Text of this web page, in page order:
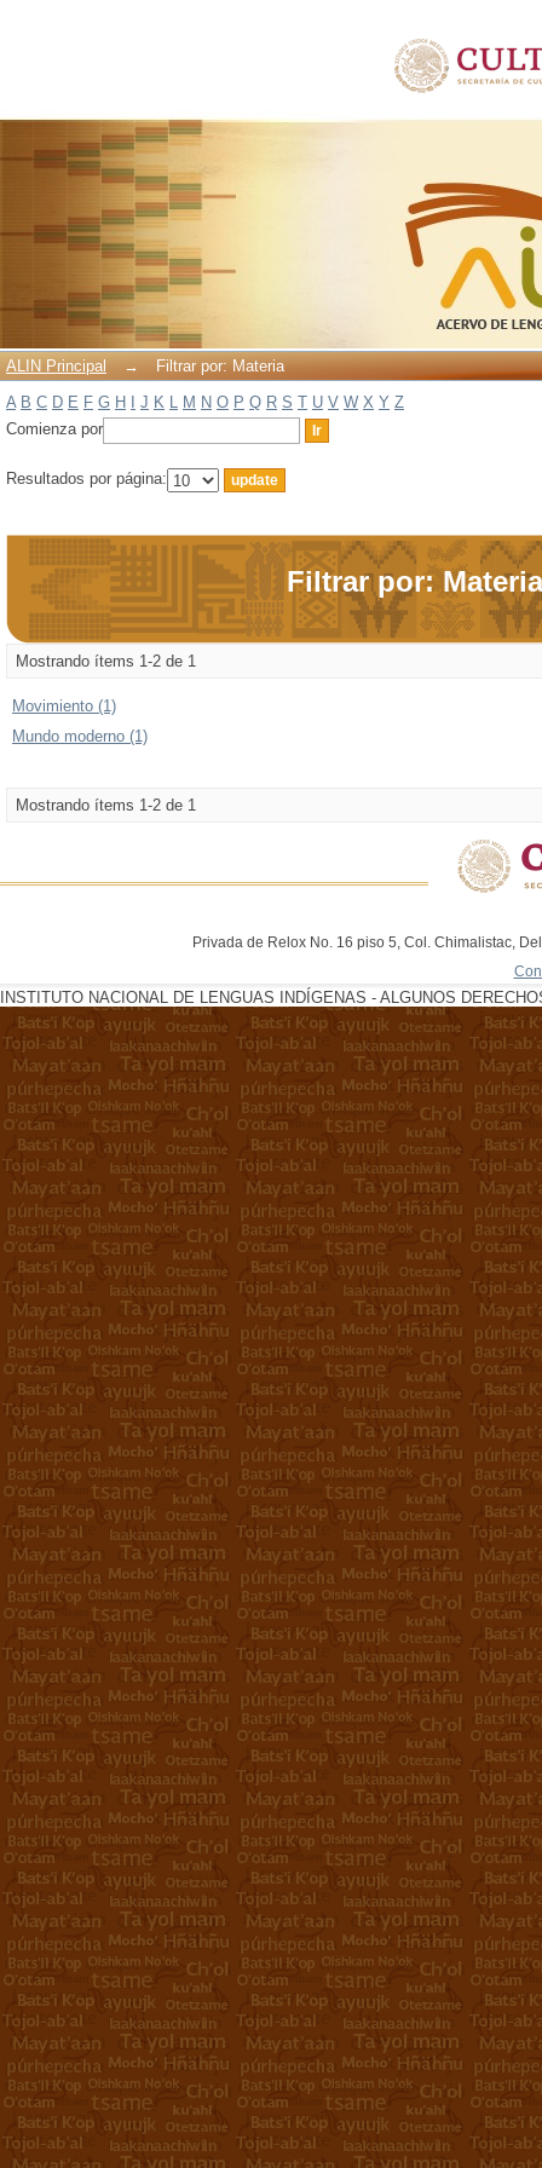
ALIN Principal →
Filtrar por: Materia
A B C D E F G H J K L M N O P Q R S T U V W X Y Z
Comienza por
Resultados por página:
Filtrar por: Materia
Mostrando ítems 1-2 de 1
Movimiento (1)
Mundo moderno (1)
Mostrando ítems 1-2 de 1
Privada de Relox No. 16 piso 5, Col. Chimalistac,
INSTITUTO NACIONAL DE LENGUAS INDÍGENAS - ALGUNOS